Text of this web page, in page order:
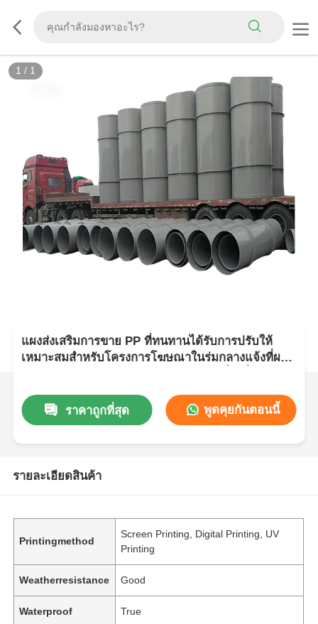
1 / 1
แผงส่งเสริมการขาย PP ที่ทนทานได้รับการปรับให้
เหมาะสมสำหรับโครงการโฆษณาในร่มกลางแจ้งที่ผสม
ราคาถูกที่สุด
พูดคุยกันตอนนี้
รายละเอียดสินค้า
Printingmethod
Screen Printing, Digital Printing, UV
Printing
Weatherresistance Good
Waterproof True